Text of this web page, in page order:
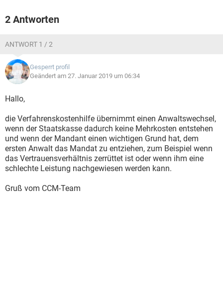
2 Antworten
ANTWORT 1 / 2
Gesperrt profil
Geändert am 27. Januar 2019 um 06:34
Hallo,
die Verfahrenskostenhilfe übernimmt einen Anwaltswechsel,
wenn der Staatskasse dadurch keine Mehrkosten entstehen
und wenn der Mandant einen wichtigen Grund hat, dem
ersten Anwalt das Mandat zu entziehen, zum Beispiel wenn
das Vertrauensverhältnis zerrüttet ist oder wenn ihm eine
schlechte Leistung nachgewiesen werden kann.
Gruß vom CCM-Team